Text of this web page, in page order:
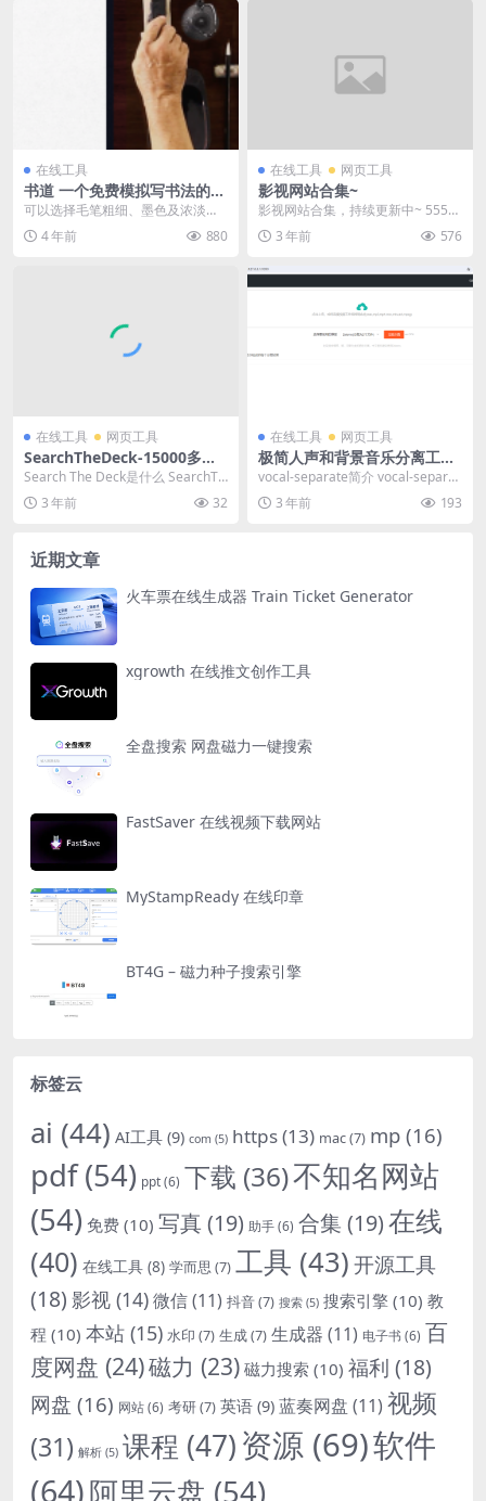
在线工具
书道 一个免费模拟写书法的网
站
可以选择毛笔粗细、墨色及浓淡，
鼠标操作书写，当然你也可以连接
数控板来书写，书法字...
4 年前 880
在线工具 网页工具
影视网站合集~
影视网站合集，持续更新中~ 555电
影 ：比较全面的影视资源网站 视频
啦： 最新...
3 年前 576
在线工具 网页工具
SearchTheDeck-15000多张
融资幻灯片图片 pitch deck s
Search The Deck是什么 SearchTh
eDeck是一个收集150...
3 年前 32
在线工具 网页工具
极简人声和背景音乐分离工具
——vocal-separate
vocal-separate简介 vocal-separat
e是一个免费开源的人...
3 年前 193
近期文章
火车票在线生成器 Train Ticket Generator
xgrowth 在线推文创作工具
全盘搜索 网盘磁力一键搜索
FastSaver 在线视频下载网站
MyStampReady 在线印章
BT4G – 磁力种子搜索引擎
标签云
ai (44) AI工具 (9) com (5) https(13) mac(7) mp (16)
pdf(54) ppt(6) 下载 (36)不知名网站
(54) 免费 (10) 写真 (19) 助手(6) 合集 (19)在线
(40) 在线工具 (8) 学而思 (7) 工具 (43)开源工具
(18) 影视 (14)微信(11) 抖音(7) 搜索 (5) 搜索引擎 (10) 教
程 (10) 本站 (15) 水印 (7) 生成(7) 生成器 (11) 电子书(6) 百
度网盘 (24)磁力 (23) 磁力搜索 (10) 福利 (18)
网盘 (16) 网站(6) 考研(7) 英语 (9) 蓝奏网盘 (11) 视频
(31) 解析 (5) 课程 (47)资源 (69)软件
(64)阿里云盘 (54)